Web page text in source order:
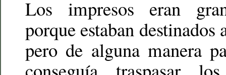
Los impresos eran
porque estaban
pero de alguna manera